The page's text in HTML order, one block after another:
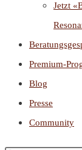
Jetzt
Premium-
Blog
Presse
Community